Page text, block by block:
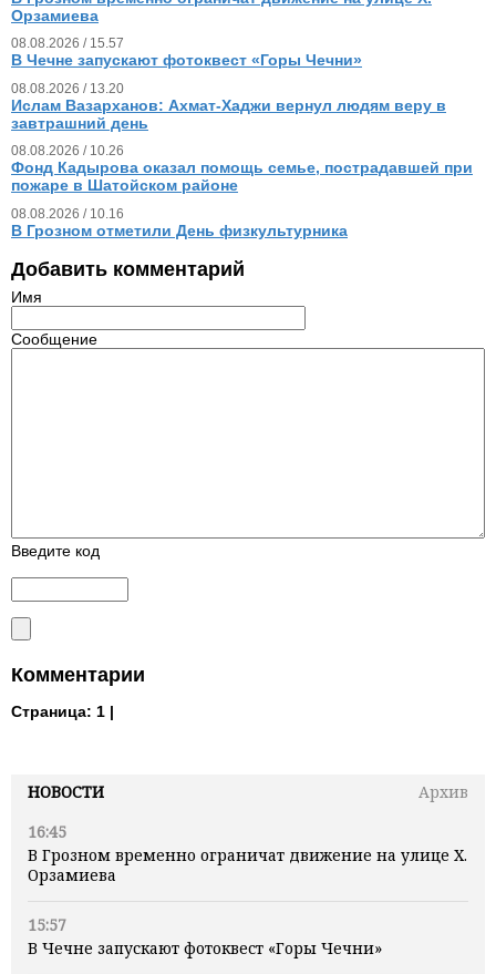
НОВОСТИ
Архив
16:45
В Грозном временно ограничат движение на улице Х.
Орзамиева
15:57
В Чечне запускают фотоквест «Горы Чечни»
Орзамиева
08.08.2026 / 15.57
В Чечне запускают фотоквест «Горы Чечни»
08.08.2026 / 13.20
Ислам Вазарханов: Ахмат-Хаджи вернул людям веру в
завтрашний день
08.08.2026 / 10.26
Фонд Кадырова оказал помощь семье, пострадавшей при
пожаре в Шатойском районе
08.08.2026 / 10.16
В Грозном отметили День физкультурника
Добавить комментарий
Имя
Сообщение
Введите код
Комментарии
Страница: 1 |